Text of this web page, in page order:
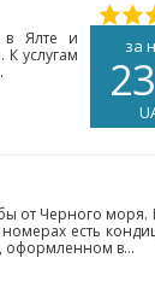
за
в Ялте и
услугам
от Черного моря.
есть
оформленном в...